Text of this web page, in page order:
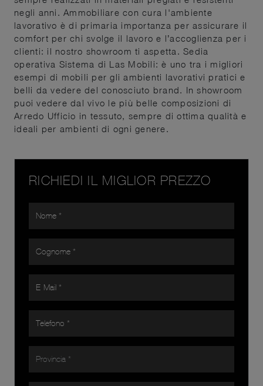
negli anni. Ammobiliare con cura l'ambiente
lavorativo è di primaria importanza per assicurare il
comfort per chi svolge il lavoro e l’accoglienza per i
clienti: il nostro showroom ti aspetta. Sedia
operativa Sistema di Las Mobili: è uno tra i migliori
esempi di mobili per gli ambienti lavorativi pratici e
belli da vedere del conosciuto brand. In showroom
puoi vedere dal vivo le più belle composizioni di
Arredo Ufficio in tessuto, sempre di ottima qualità e
ideali per ambienti di ogni genere.
RICHIEDI IL MIGLIOR PREZZO